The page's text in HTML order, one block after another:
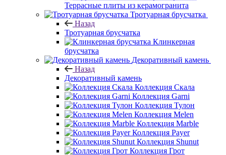
Террасные плиты из керамогранита
Тротуарная брусчатка
Назад
Тротуарная брусчатка
Клинкерная
брусчатка
Декоративный камень
Назад
Декоративный камень
Коллекция Скала
Коллекция Garni
Коллекция Тулон
Коллекция Melen
Коллекция Marble
Коллекция Payer
Коллекция Shunut
Коллекция Грот